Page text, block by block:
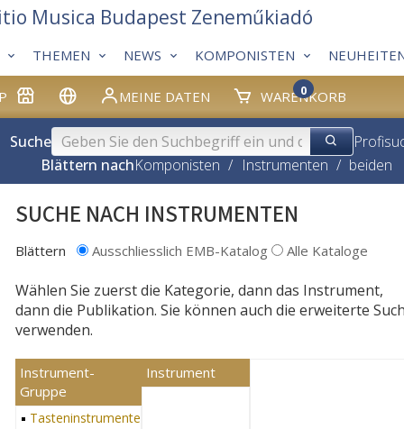
MEINE DATEN WARENKORB
0
THEMEN NEWS KOMPONISTEN
Musica Budapest Zeneműkiadó
Suche
Blättern nachKomponisten / Instrumenten / beiden
SUCHE NACH INSTRUMENTEN
Blättern Ausschliesslich EMB-Katalog Alle Kataloge
Wählen Sie zuerst die Kategorie, dann das Instrument,
dann die Publikation. Sie können auch die erweiterte
verwenden.
Instrument-
Gruppe
Tasteninstrumente
Instrument